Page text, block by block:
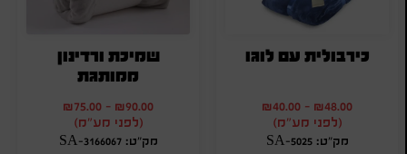
כירבולית עם לוגו
₪48.00
-
₪40.00
(לפני מע"מ)
מק"ט: SA-5025
שמיכת ורדינון
ממותגת
₪90.00
-
₪75.00
(לפני מע"מ)
מק"ט: SA-3166067